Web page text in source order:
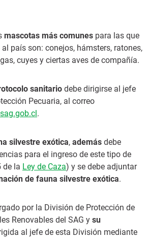
mascotas más comunes para las que
país son: conejos, hámsters, ratones,
cuyes y ciertas aves de compañía.
sanitario debe dirigirse al jefe
Pecuaria, al correo
.
silvestre exótica, además debe
para el ingreso de este tipo de
de la Ley de Caza) y se debe adjuntar
de fauna silvestre exótica.
por la División de Protección de
Renovables del SAG y su
al jefe de esta División mediante